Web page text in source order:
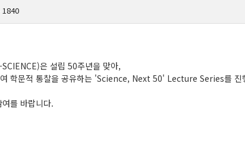
1840
은 설립 50주년을 맞아,
학문적 통찰을 공유하는 'Science, Next 50' Lecture Series를 진
를 바랍니다.